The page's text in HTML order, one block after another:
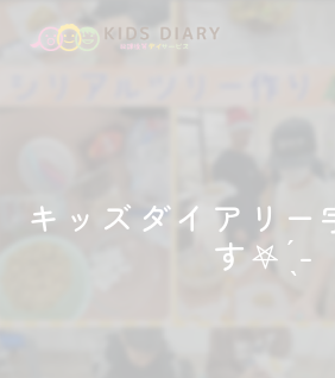
キッズダイアリー
す‎𖤐 ̖́-‬